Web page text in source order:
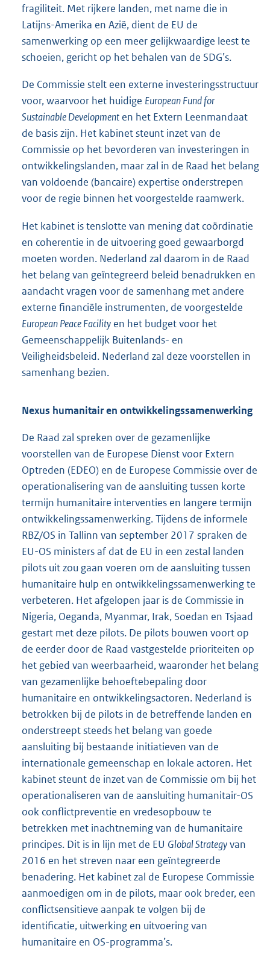
fragiliteit. Met rijkere landen, met name die in
Latijns-Amerika en Azië, dient de EU de
samenwerking op een meer gelijkwaardige leest te
schoeien, gericht op het behalen van de SDG’s.
De Commissie stelt een externe investeringsstructuur
voor, waarvoor het huidige European Fund for
Sustainable Development en het Extern Leenmandaat
de basis zijn. Het kabinet steunt inzet van de
Commissie op het bevorderen van investeringen in
ontwikkelingslanden, maar zal in de Raad het belang
van voldoende (bancaire) expertise onderstrepen
voor de regie binnen het voorgestelde raamwerk.
Het kabinet is tenslotte van mening dat coördinatie
en coherentie in de uitvoering goed gewaarborgd
moeten worden. Nederland zal daarom in de Raad
het belang van geïntegreerd beleid benadrukken en
aandacht vragen voor de samenhang met andere
externe financiële instrumenten, de voorgestelde
European Peace Facility en het budget voor het
Gemeenschappelijk Buitenlands- en
Veiligheidsbeleid. Nederland zal deze voorstellen in
samenhang bezien.
Nexus humanitair en ontwikkelingssamenwerking
De Raad zal spreken over de gezamenlijke
voorstellen van de Europese Dienst voor Extern
Optreden (EDEO) en de Europese Commissie over de
operationalisering van de aansluiting tussen korte
termijn humanitaire interventies en langere termijn
ontwikkelingssamenwerking. Tijdens de informele
RBZ/OS in Tallinn van september 2017 spraken de
EU-OS ministers af dat de EU in een zestal landen
pilots uit zou gaan voeren om de aansluiting tussen
humanitaire hulp en ontwikkelingssamenwerking te
verbeteren. Het afgelopen jaar is de Commissie in
Nigeria, Oeganda, Myanmar, Irak, Soedan en Tsjaad
gestart met deze pilots. De pilots bouwen voort op
de eerder door de Raad vastgestelde prioriteiten op
het gebied van weerbaarheid, waaronder het belang
van gezamenlijke behoeftebepaling door
humanitaire en ontwikkelingsactoren. Nederland is
betrokken bij de pilots in de betreffende landen en
onderstreept steeds het belang van goede
aansluiting bij bestaande initiatieven van de
internationale gemeenschap en lokale actoren. Het
kabinet steunt de inzet van de Commissie om bij het
operationaliseren van de aansluiting humanitair-OS
ook conflictpreventie en vredesopbouw te
betrekken met inachtneming van de humanitaire
principes. Dit is in lijn met de EU Global Strategyvan
2016 en het streven naar een geïntegreerde
benadering. Het kabinet zal de Europese Commissie
aanmoedigen om in de pilots, maar ook breder, een
conflictsensitieve aanpak te volgen bij de
identificatie, uitwerking en uitvoering van
humanitaire en OS-programma’s.